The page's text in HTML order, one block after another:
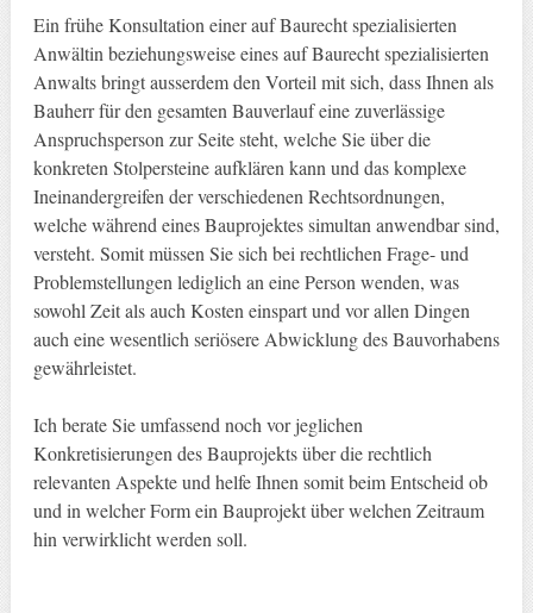
Ein frühe Konsultation einer auf Baurecht spezialisierten
Anwältin beziehungsweise eines auf Baurecht spezialisierten
Anwalts bringt ausserdem den Vorteil mit sich, dass Ihnen als
Bauherr für den gesamten Bauverlauf eine zuverlässige
Anspruchsperson zur Seite steht, welche Sie über die
konkreten Stolpersteine aufklären kann und das komplexe
Ineinandergreifen der verschiedenen Rechtsordnungen,
welche während eines Bauprojektes simultan anwendbar sind,
versteht. Somit müssen Sie sich bei rechtlichen Frage- und
Problemstellungen lediglich an eine Person wenden, was
sowohl Zeit als auch Kosten einspart und vor allen Dingen
auch eine wesentlich seriösere Abwicklung des Bauvorhabens
gewährleistet.
Ich berate Sie umfassend noch vor jeglichen
Konkretisierungen des Bauprojekts über die rechtlich
relevanten Aspekte und helfe Ihnen somit beim Entscheid ob
und in welcher Form ein Bauprojekt über welchen Zeitraum
hin verwirklicht werden soll.